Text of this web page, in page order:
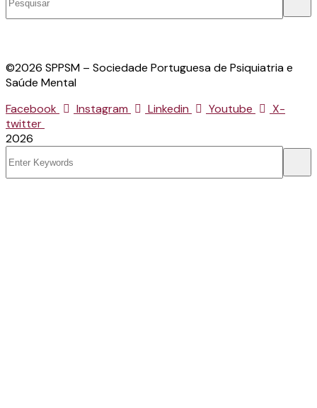
©2026 SPPSM – Sociedade Portuguesa de Psiquiatria e
Saúde Mental
Facebook
Instagram Linkedin Youtube
X-
twitter
2026